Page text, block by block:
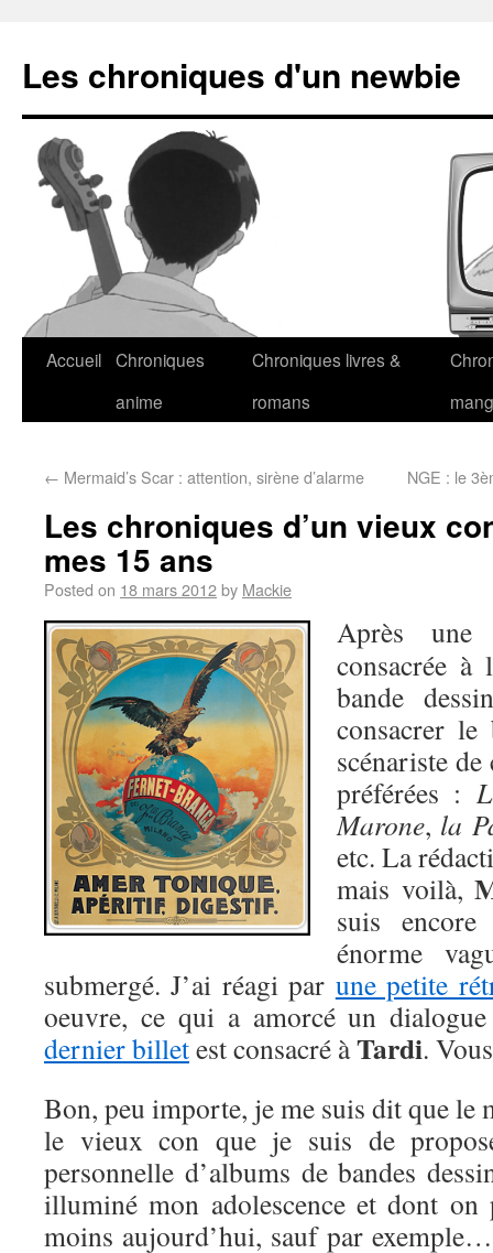
Les chroniques d'un newbie
Accueil Chroniques
anime
Chroniques livres &
romans
← Mermaid’s Scar : attention, sirène d’alarme NGE : le
Les chroniques d’un vieux
mes 15 ans
Posted on 18 mars 2012by Mackie
Après
consacrée
bande
consacrer
scénariste
préférées :
Marone, la
etc. La
mais voilà,
suis
énorme
submergé. J’ai réagi par une petite
oeuvre, ce qui a amorcé un
dernier billetest consacré àTardi.
Bon, peu importe, je me suis dit que le
le vieux con que je suis de
personnelle d’albums de bandes
illuminé mon adolescence et dont on
moins aujourd’hui, sauf par